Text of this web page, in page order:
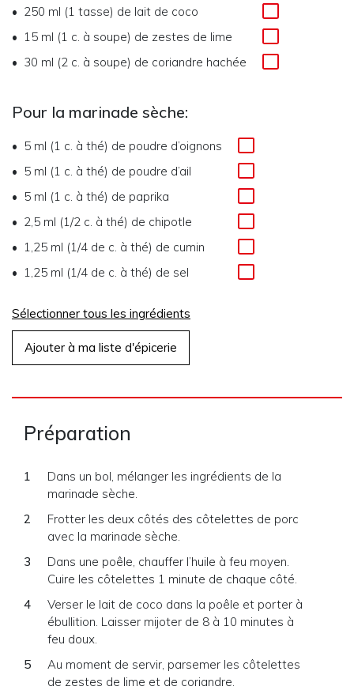
250 ml (1 tasse) de lait de coco
15 ml (1 c. à soupe) de zestes de lime
30 ml (2 c. à soupe) de coriandre hachée
Pour la marinade sèche:
5 ml (1 c. à thé) de poudre d’oignons
5 ml (1 c. à thé) de poudre d’ail
5 ml (1 c. à thé) de paprika
2,5 ml (1/2 c. à thé) de chipotle
1,25 ml (1/4 de c. à thé) de cumin
1,25 ml (1/4 de c. à thé) de sel
Sélectionner tous les ingrédients
Ajouter à ma liste d'épicerie
Préparation
Dans un bol, mélanger les ingrédients de la
marinade sèche.
Frotter les deux côtés des côtelettes de porc
avec la marinade sèche.
Dans une poêle, chauffer l’huile à feu moyen.
Cuire les côtelettes 1 minute de chaque côté.
Verser le lait de coco dans la poêle et porter à
ébullition. Laisser mijoter de 8 à 10 minutes à
feu doux.
Au moment de servir, parsemer les côtelettes
de zestes de lime et de coriandre.